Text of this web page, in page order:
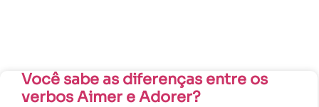
Você sabe as diferenças entre os
verbos Aimer e Adorer?